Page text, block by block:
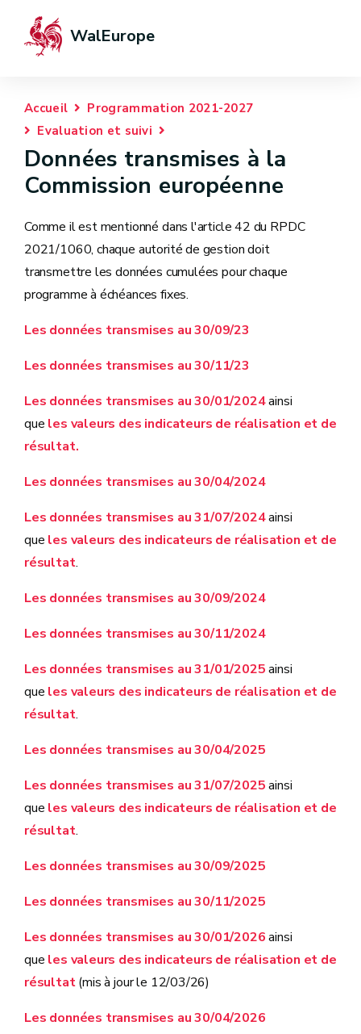
WalEurope
Accueil
Programmation 2021-2027
Evaluation et suivi
Données transmises à la
Commission européenne
Comme il est mentionné dans l'article 42 du RPDC
2021/1060, chaque autorité de gestion doit
transmettre les données cumulées pour chaque
programme à échéances fixes.
Les données transmises au 30/09/23
Les données transmises au 30/11/23
Les données transmises au 30/01/2024ainsi
que les valeurs des indicateurs de réalisation et de
résultat.
Les données transmises au 30/04/2024
Les données transmises au 31/07/2024ainsi
que les valeurs des indicateurs de réalisation et de
résultat.
Les données transmises au 30/09/2024
Les données transmises au 30/11/2024
Les données transmises au 31/01/2025ainsi
que les valeurs des indicateurs de réalisation et de
résultat.
Les données transmises au 30/04/2025
Les données transmises au 31/07/2025ainsi
que les valeurs des indicateurs de réalisation et de
résultat.
Les données transmises au 30/09/2025
Les données transmises au 30/11/2025
Les données transmises au 30/01/2026ainsi
que les valeurs des indicateurs de réalisation et de
résultat(mis à jour le 12/03/26)
Les données transmises au 30/04/2026